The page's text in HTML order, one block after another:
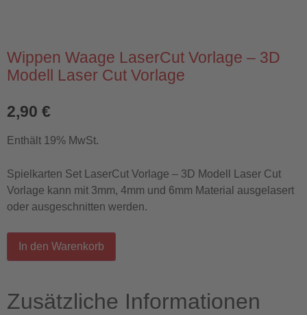
Wippen Waage LaserCut Vorlage – 3D
Modell Laser Cut Vorlage
2,90 €
Enthält 19% MwSt.
Spielkarten Set LaserCut Vorlage – 3D Modell Laser Cut
Vorlage kann mit 3mm, 4mm und 6mm Material ausgelasert
oder ausgeschnitten werden.
In den Warenkorb
Zusätzliche Informationen